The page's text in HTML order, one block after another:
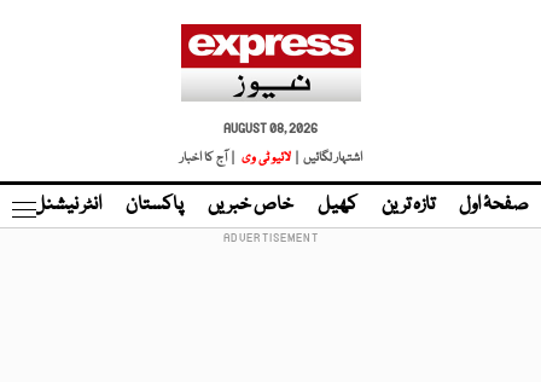
AUGUST 08, 2026
اشتہار لگائیں |
لائیو ٹی وی | آج کا اخبار
صفحۂ اول تازہ ترین کھیل خاص خبریں پاکستان انٹر نیشنل